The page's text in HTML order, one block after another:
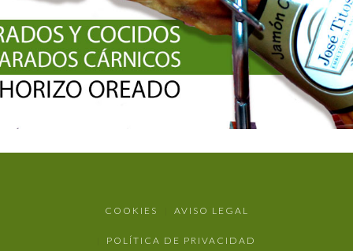
COOKIES AVISO LEGAL
POLÍTICA DE PRIVACIDAD